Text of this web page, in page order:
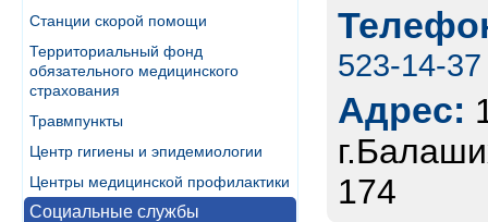
Станции скорой помощи
Территориальный фонд
обязательного медицинского
страхования
Травмпункты
Центр гигиены и эпидемиологии
Центры медицинской профилактики
Социальные службы
523-14-37
Адрес:
174